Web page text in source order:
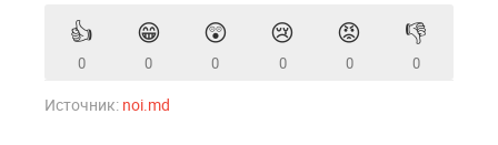
👍
0
😁
0
😲
0
😢
0
😡
0
👎
0
Источник: noi.md